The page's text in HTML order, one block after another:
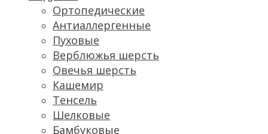
Ортопедические
Антиаллергенные
Пуховые
Верблюжья шерсть
Овечья шерсть
Кашемир
Тенсель
Шелковые
Бамбуковые